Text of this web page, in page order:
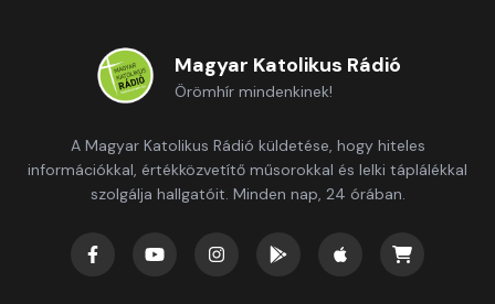
Magyar Katolikus Rádió
Örömhír mindenkinek!
A Magyar Katolikus Rádió küldetése, hogy hiteles
információkkal, értékközvetítő műsorokkal és lelki táplálékkal
szolgálja hallgatóit. Minden nap, 24 órában.